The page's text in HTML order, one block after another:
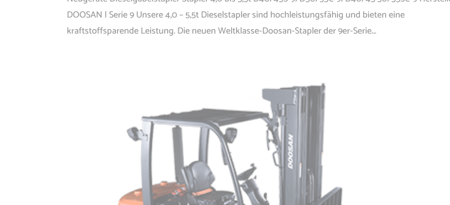
DOOSAN | Serie 9 Unsere 4,0 – 5,5t Dieselstapler sind hochleistungsfähig und bieten eine
kraftstoffsparende Leistung. Die neuen Weltklasse-Doosan-Stapler der 9er-Serie...